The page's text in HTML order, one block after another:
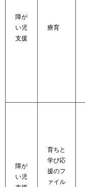
障が
い児
支援
療育
障が
い児
育ちと
学び応
援のフ
ァイル